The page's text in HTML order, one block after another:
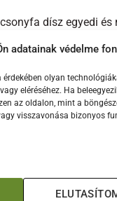
adatainak védelme
olyan
eléréséhez. Ha
az oldalon, mint a
visszavonása bizonyos
dísz egyedi
arra, hogy a
hogy ez a
egy hagyományos
és egyedisége
lépj ki a
ez az év,
az arcára ez a